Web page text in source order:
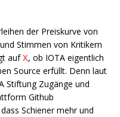
der Preiskurve von
Stimmen von Kritikern
aufX, ob IOTA eigentlich
Source erfüllt. Denn laut
Stiftung Zugänge und
Github
Schiener mehr und